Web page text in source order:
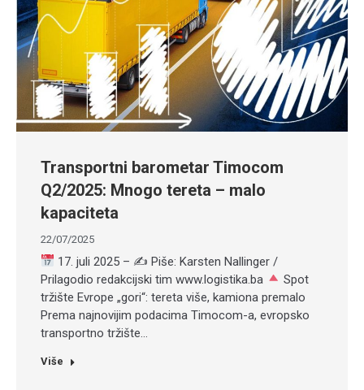
Transportni barometar Timocom
Q2/2025: Mnogo tereta – malo
kapaciteta
22/07/2025
17. juli 2025 – ✍ Piše: Karsten Nallinger /
Prilagodio redakcijski tim www.logistika.ba
Spot
tržište Evrope „gori“: tereta više, kamiona premalo
Prema najnovijim podacima Timocom-a, evropsko
transportno tržište…
Više